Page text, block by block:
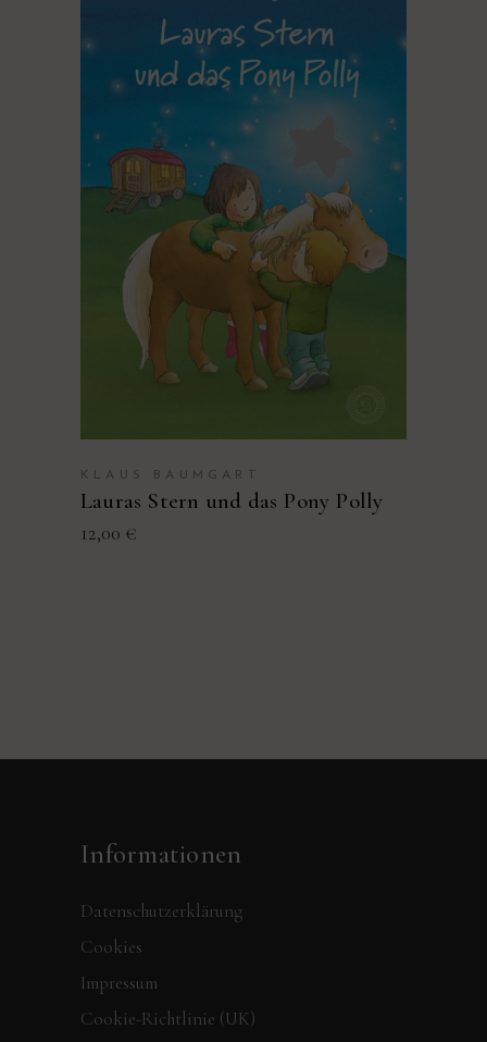
PRODUKT KAUFEN
KLAUS BAUMGART
Lauras Stern und das Pony Polly
12,00 €
Informationen
Datenschutzerklärung
Cookies
Impressum
Cookie-Richtlinie (UK)